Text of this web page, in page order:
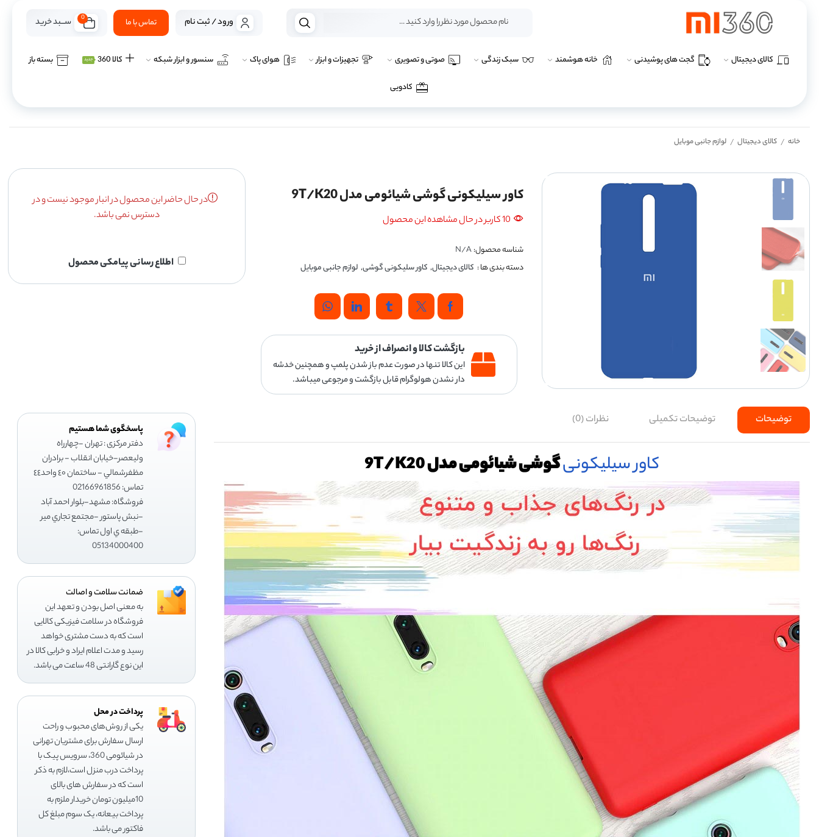
ورود / ثبت نام تماس با ما 0 ســـبد خرید
کالای دیجیتال گجت های پوشیدنی خانه هوشمند سبک زندگی صوتی و تصویری تجهیزات و ابزار هوای پاک سنسور و ابزار شبکه کالا 360 جدید بسته باز
کادویی
خانه / کالای دیجیتال / لوازم جانبی موبایل
کاور سیلیکونی گوشی شیائومی مدل 9T/K20
10 کاربر در حال مشاهده این محصول
شناسه محصول: N/A
دسته بندی ها : کالای دیجیتال, کاور سلیکونی گوشی, لوازم جانبی موبایل
بازگشت کالا و انصراف از خرید
این کالا تنها در صورت عدم باز شدن پلمپ و همچنین خدشه
دار نشدن هولوگرام قابل بازگشت و مرجوعی میباشد.
در حال حاضر این محصول در انبار موجود نیست و در
دسترس نمی باشد.
اطلاع رسانی پیامکی محصول
توضیحات توضیحات تکمیلی نظرات (0)
کاور سیلیکونیگوشی شیائومی مدل 9T/K20
پاسخگوی شما هستیم
دفتر مرکزی : تهران -چهارراه
وليعصر-خيابان انقلاب - برادران
مظفرشمالي - ساختمان ٤٠ واحد٤٤
تماس: 02166961856
فروشگاه: مشهد-بلوار احمد آباد
-نبش پاستور -مجتمع تجاري مير
-طبقه ي اول تماس:
05134000400
ضمانت سلامت و اصالت
به معنی اصل بودن و تعهد این
فروشگاه در سلامت فیزیکی کالایی
است که به دست مشتری خواهد
رسید و مدت اعلام ایراد و خرابی کالا در
این نوع گارانتی 48 ساعت می باشد.
پرداخت در محل
یکی از روش‌های محبوب و راحت
ارسال سفارش برای مشتریان تهرانی
در شیائومی 360، سرویس پیک با
پرداخت درب منزل است،لازم به ذکر
است که در سفارش های بالای
10میلیون تومان خریدار ملزم به
پرداخت بیعانه، یک سوم مبلغ کل
فاکتور می باشد.